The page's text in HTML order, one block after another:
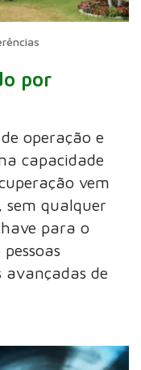
por
operação e
capacidade
vem
sem qualquer
para o
de